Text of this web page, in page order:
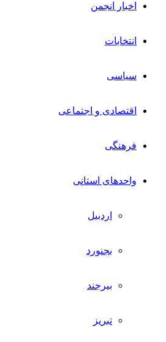
اخبار انجمن
انتخابات
سیاسی
اقتصادی و اجتماعی
فرهنگی
واحدهای استانی
اردبیل
بجنورد
بیرجند
تبریز